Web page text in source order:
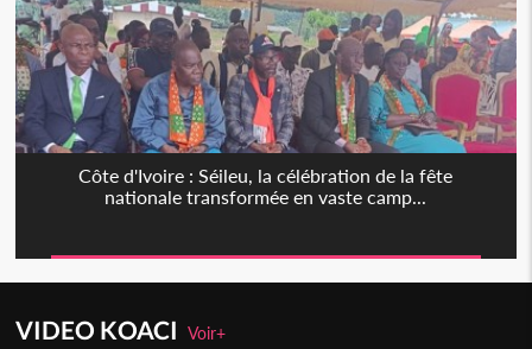
Côte d'Ivoire : Séileu, la célébration de la fête
nationale transformée en vaste camp...
VIDEO KOACIVoir+